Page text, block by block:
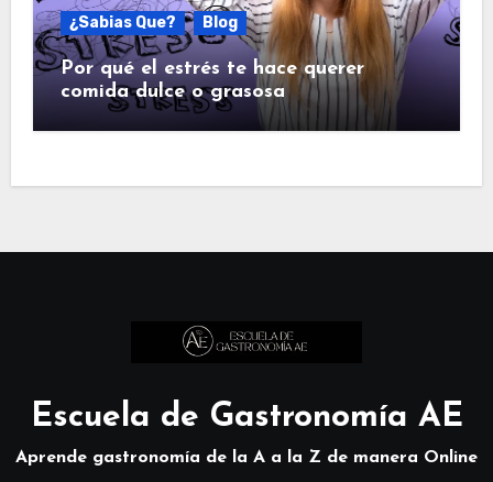
¿Sabias Que? Blog
Por qué el estrés te hace querer
comida dulce o grasosa
Escuela de Gastronomía AE
Aprende gastronomía de la A a la Z de manera Online